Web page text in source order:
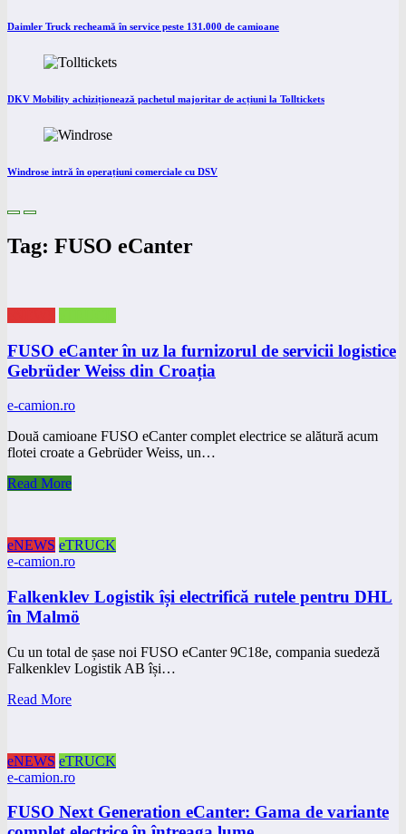
Daimler Truck recheamă în service peste 131.000 de camioane
DKV Mobility achiziționează pachetul majoritar de acțiuni la Tolltickets
Windrose intră în operațiuni comerciale cu DSV
Tag: FUSO eCanter
FUSO eCanter în uz la furnizorul de servicii logistice
Gebrüder Weiss din Croația
e-camion.ro
Două camioane FUSO eCanter complet electrice se alătură acum
flotei croate a Gebrüder Weiss, un…
Read More
eNEWS eTRUCK
e-camion.ro
Falkenklev Logistik își electrifică rutele pentru DHL
în Malmö
Cu un total de șase noi FUSO eCanter 9C18e, compania suedeză
Falkenklev Logistik AB își…
Read More
eNEWS eTRUCK
e-camion.ro
FUSO Next Generation eCanter: Gama de variante